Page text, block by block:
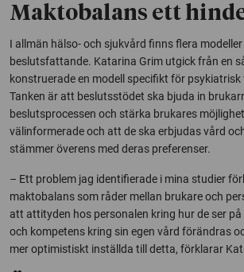
Maktobalans ett
I allmän hälso- och sjukvård finns flera
beslutsfattande. Katarina Grim utgick från en
konstruerade en modell specifikt för psykiatrisk
Tanken är att beslutsstödet ska bjuda in
beslutsprocessen och stärka brukares
välinformerade och att de ska erbjudas vård
stämmer överens med deras preferenser.
– Ett problem jag identifierade i mina studier
maktobalans som råder mellan brukare och
att attityden hos personalen kring hur de ser
och kompetens kring sin egen vård förändras
mer optimistiskt inställda till detta, förklarar